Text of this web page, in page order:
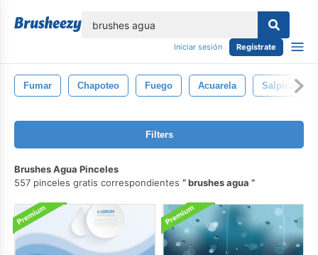
Iniciar sesión Regístrate
Fumar Chapoteo Fuego Acuarela
Filters
Brushes Agua Pinceles
557 pinceles gratis correspondientes
brushes agua